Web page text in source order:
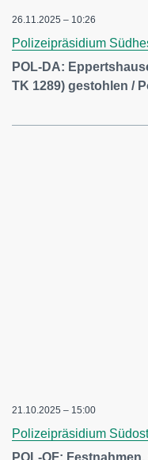
26.11.2025 – 10:26
Polizeipräsidium
POL-DA:
TK 1289) gestohlen /
21.10.2025 – 15:00
Polizeipräsidium
POL-OF: